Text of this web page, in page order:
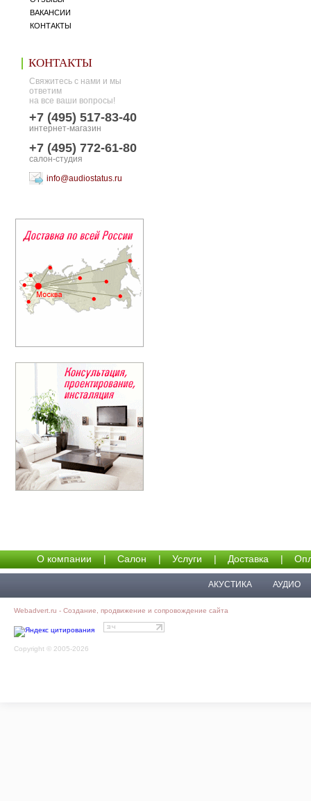
ВАКАНСИИ
КОНТАКТЫ
КОНТАКТЫ
Свяжитесь с нами и мы
ответим
на все ваши вопросы!
+7 (495) 517-83-40
интернет-магазин
+7 (495) 772-61-80
салон-студия
info@audiostatus.ru
О компании | Салон | Услуги | Доставка |
АКУСТИКА АУДИО
Webadvert.ru - Создание, продвижение и сопровождение сайта
Copyright © 2005-2026